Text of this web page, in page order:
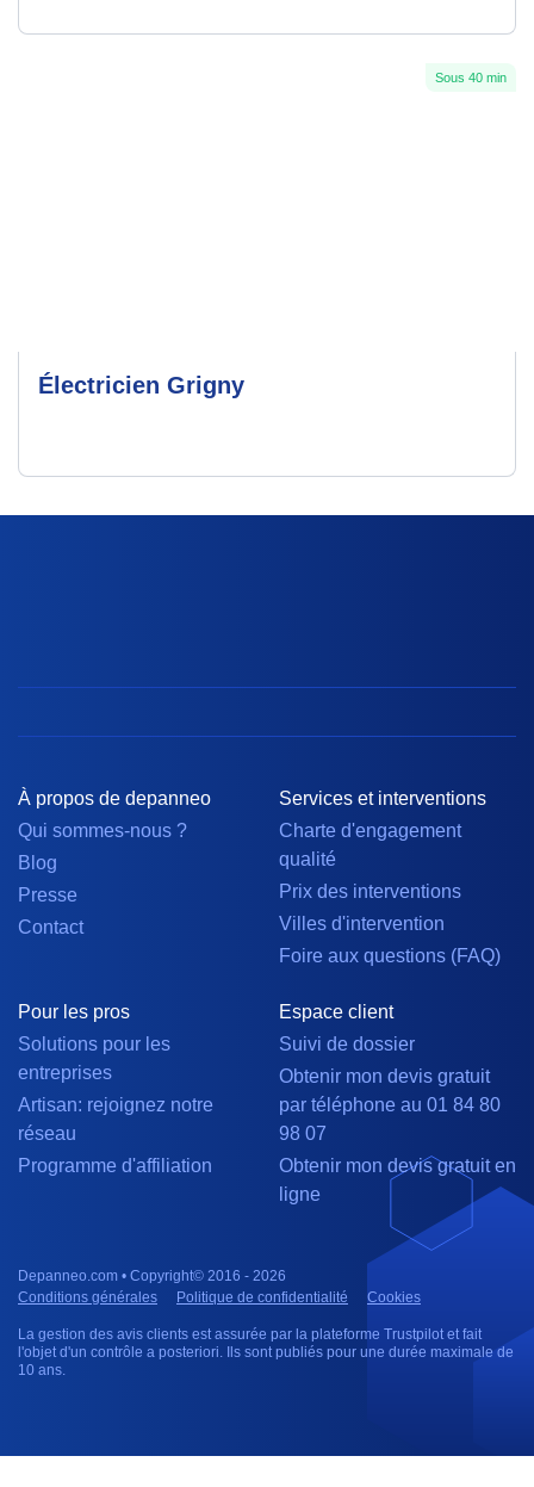
Sous 40 min
Électricien Grigny
À propos de depanneo
Qui sommes-nous ?
Blog
Presse
Contact
Services et interventions
Charte d'engagement
qualité
Prix des interventions
Villes d'intervention
Foire aux questions (FAQ)
Pour les pros
Solutions pour les
entreprises
Artisan: rejoignez notre
réseau
Programme d'affiliation
Espace client
Suivi de dossier
Obtenir mon devis gratuit
par téléphone au 01 84 80
98 07
Obtenir mon devis gratuit en
ligne
Depanneo.com • Copyright© 2016 - 2026
Conditions générales
Politique de confidentialité Cookies
La gestion des avis clients est assurée par la plateforme Trustpilot et fait
l'objet d'un contrôle a posteriori. Ils sont publiés pour une durée maximale de
10 ans.